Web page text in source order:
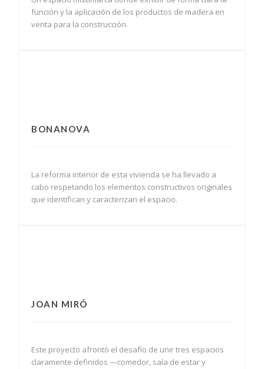
función y la aplicación de los productos de madera en
venta para la construcción.
BONANOVA
La reforma interior de esta vivienda se ha llevado a
cabo respetando los elementos constructivos originales
que identifican y caracterizan el espacio.
JOAN MIRÓ
Este proyecto afrontó el desafío de unir tres espacios
claramente definidos —comedor, sala de estar y